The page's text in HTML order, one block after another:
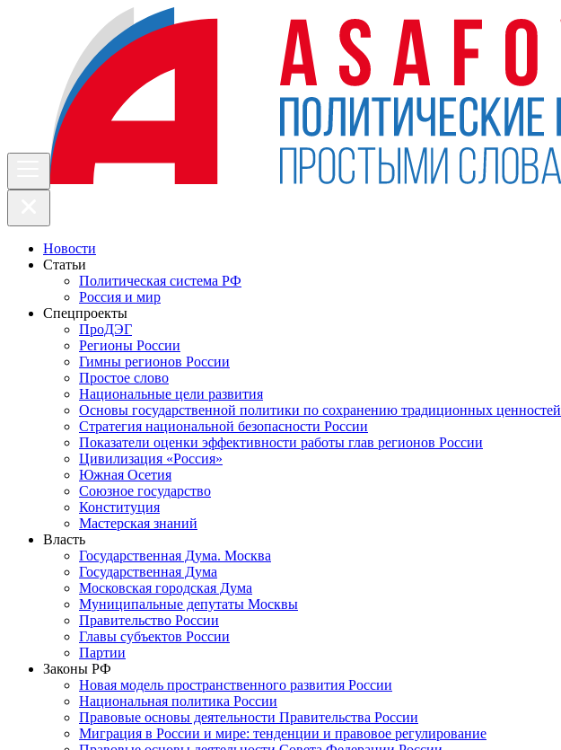
Новости
Статьи
Политическая система РФ
Россия и мир
Спецпроекты
ПроДЭГ
Регионы России
Гимны регионов России
Простое слово
Национальные цели развития
Основы государственной политики по сохранению традиционных ценностей
Стратегия национальной безопасности России
Показатели оценки эффективности работы глав регионов России
Цивилизация «Россия»
Южная Осетия
Союзное государство
Конституция
Мастерская знаний
Власть
Государственная Дума. Москва
Государственная Дума
Московская городская Дума
Муниципальные депутаты Москвы
Правительство России
Главы субъектов России
Партии
Законы РФ
Новая модель пространственного развития России
Национальная политика России
Правовые основы деятельности Правительства России
Миграция в России и мире: тенденции и правовое регулирование